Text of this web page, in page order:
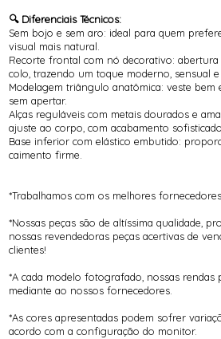
🔍 Diferenciais Técnicos:
Sem bojo e sem aro: ideal para quem
visual mais natural.
Recorte frontal com nó decorativo:
colo, trazendo um toque moderno, sensual e
Modelagem triângulo anatômica: veste
sem apertar.
Alças reguláveis com metais dourados e
ajuste ao corpo, com acabamento sofisticado.
Base inferior com elástico embutido:
caimento firme.
*Trabalhamos com os melhores
*Nossas peças são de altíssima qualidade,
nossas revendedoras peças acertivas de
clientes!
*A cada modelo fotografado, nossas rendas
mediante ao nossos fornecedores.
*As cores apresentadas podem sofrer
acordo com a configuração do monitor.